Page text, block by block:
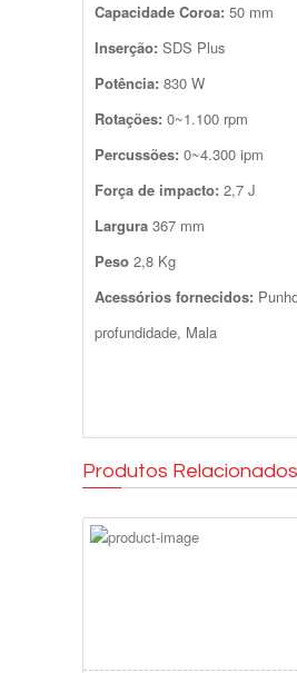
Capacidade Coroa: 50 mm
Inserção: SDS Plus
Potência: 830 W
Rotações: 0~1.100 rpm
Percussões: 0~4.300 ipm
Força de impacto: 2,7 J
Largura 367 mm
Peso 2,8 Kg
Acessórios fornecidos:
profundidade, Mala
Produtos Relacionados